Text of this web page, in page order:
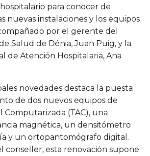
para conocer de
nuevas instalaciones y los equipos
por el gerente del
Salud de Dénia, Juan Puig, y la
de Atención Hospitalaria, Ana
novedades destaca la puesta
de dos nuevos equipos de
Computarizada (TAC), una
magnética, un densitómetro
y un ortopantomógrafo digital.
conseller, esta renovación supone